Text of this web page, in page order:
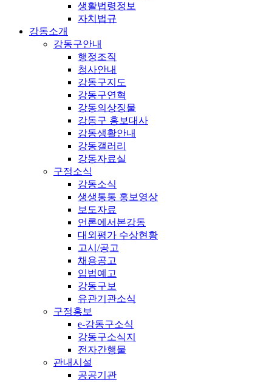
생활법령정보
자치법규
강동소개
강동구안내
행정조직
청사안내
강동구지도
강동구연혁
강동의상징물
강동구 홍보대사
강동생활안내
강동갤러리
강동자료실
구정소식
강동소식
생생통통 홍보영상
보도자료
언론에서본강동
대외평가 수상현황
고시/공고
채용공고
입법예고
강동구보
유관기관소식
구정홍보
e-강동구소식
강동구소식지
전자간행물
관내시설
공공기관